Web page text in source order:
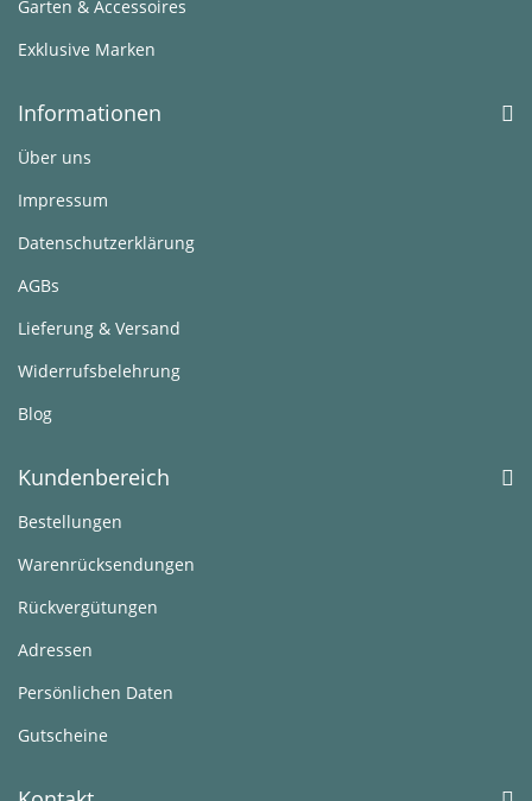
Garten & Accessoires
Exklusive Marken
Informationen
Über uns
Impressum
Datenschutzerklärung
AGBs
Lieferung & Versand
Widerrufsbelehrung
Blog
Kundenbereich
Bestellungen
Warenrücksendungen
Rückvergütungen
Adressen
Persönlichen Daten
Gutscheine